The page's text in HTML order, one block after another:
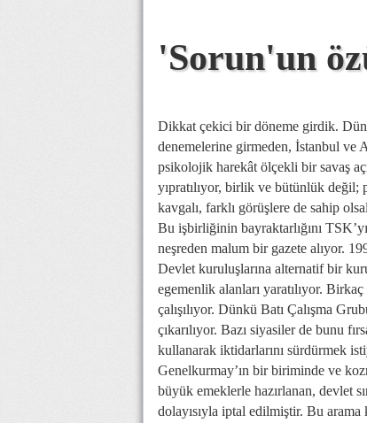
'Sorun'un
Dikkat çekici bir döneme girdik.
denemelerine girmeden, İstanbul ve
psikolojik harekât ölçekli bir savaş
yıpratılıyor, birlik ve bütünlük değil;
kavgalı, farklı görüşlere de sahip
Bu işbirliğinin bayraktarlığını
neşreden malum bir gazete alıyor.
Devlet kuruluşlarına alternatif bir
egemenlik alanları yaratılıyor.
çalışılıyor. Dünkü Batı Çalışma
çıkarılıyor. Bazı siyasiler de bunu
kullanarak iktidarlarını sürdürmek
Genelkurmay’ın bir biriminde ve
büyük emeklerle hazırlanan, devlet
dolayısıyla iptal edilmiştir. Bu